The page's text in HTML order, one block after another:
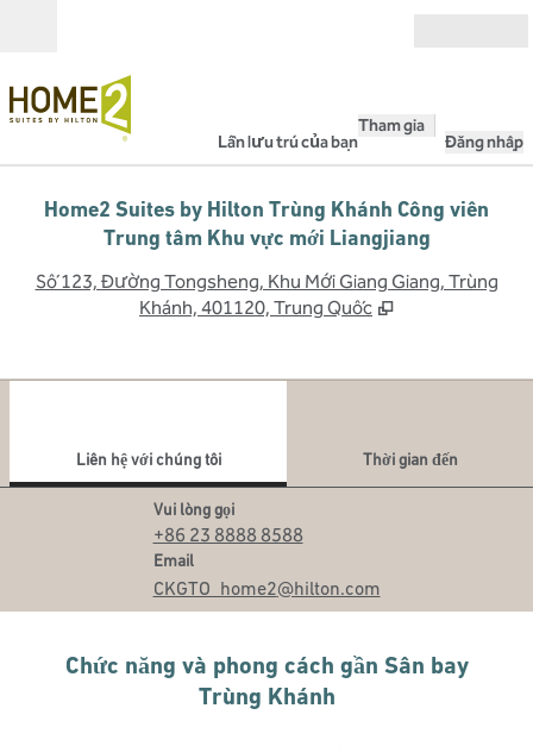
Lần lưu trú của bạn
Tham gia
Đăng nhập
Home2 Suites by Hilton Trùng Khánh Công viên
Trung tâm Khu vực mới Liangjiang
Số 123, Đường Tongsheng, Khu Mới Giang Giang, Trùng
Khánh, 401120, Trung Quốc
Liên hệ với chúng tôi
Thời gian đến
Vui lòng gọi
Gọi
+86 23 8888 8588
Email
Email
CKGTO_home2@hilton.com
Chức năng và phong cách gần Sân bay
Trùng Khánh